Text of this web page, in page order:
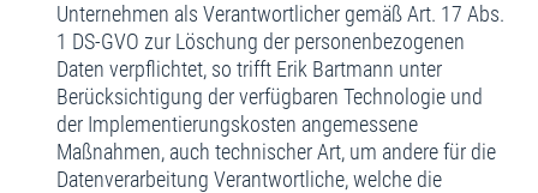
Unternehmen als Verantwortlicher gemäß Art. 17 Abs.
1 DS-GVO zur Löschung der personenbezogenen
Daten verpflichtet, so trifft Erik Bartmann unter
Berücksichtigung der verfügbaren Technologie und
der Implementierungskosten angemessene
Maßnahmen, auch technischer Art, um andere für die
Datenverarbeitung Verantwortliche, welche die